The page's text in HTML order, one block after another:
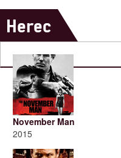
Herec
November Man
2015